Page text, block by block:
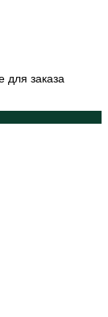
для заказа